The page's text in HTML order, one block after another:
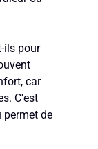
ils pour
car
C'est
permet de